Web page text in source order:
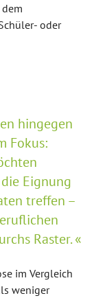
oder
hingegen
Fokus:
Eignung
treffen –
Raster.
im Vergleich
weniger